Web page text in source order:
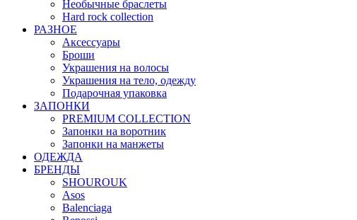
Необычные браслеты
Hard rock collection
РАЗНОЕ
Аксессуары
Броши
Украшения на волосы
Украшения на тело, одежду
Подарочная упаковка
ЗАПОНКИ
PREMIUM COLLECTION
Запонки на воротник
Запонки на манжеты
ОДЕЖДА
БРЕНДЫ
SHOUROUK
Asos
Balenciaga